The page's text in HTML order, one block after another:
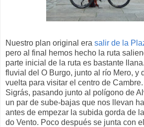
Nuestro plan original era salir de la
pero al final hemos hecho la ruta
parte inicial de la ruta es bastante
fluvial del O Burgo, junto al río Mero, y
vuelta para visitar el centro de
Sigrás, pasando junto al polígono de
un par de sube-bajas que nos llevan
antes de empezar la subida gorda de
do Vento. Poco después se junta con